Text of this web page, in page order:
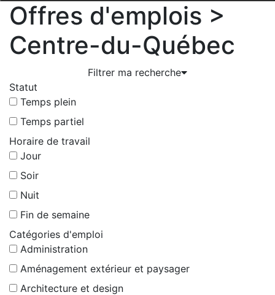
Offres d'emplois >
Centre-du-Québec
Filtrer ma recherche
Statut
Temps plein
Temps partiel
Horaire de travail
Jour
Soir
Nuit
Fin de semaine
Catégories d'emploi
Administration
Aménagement extérieur et paysager
Architecture et design